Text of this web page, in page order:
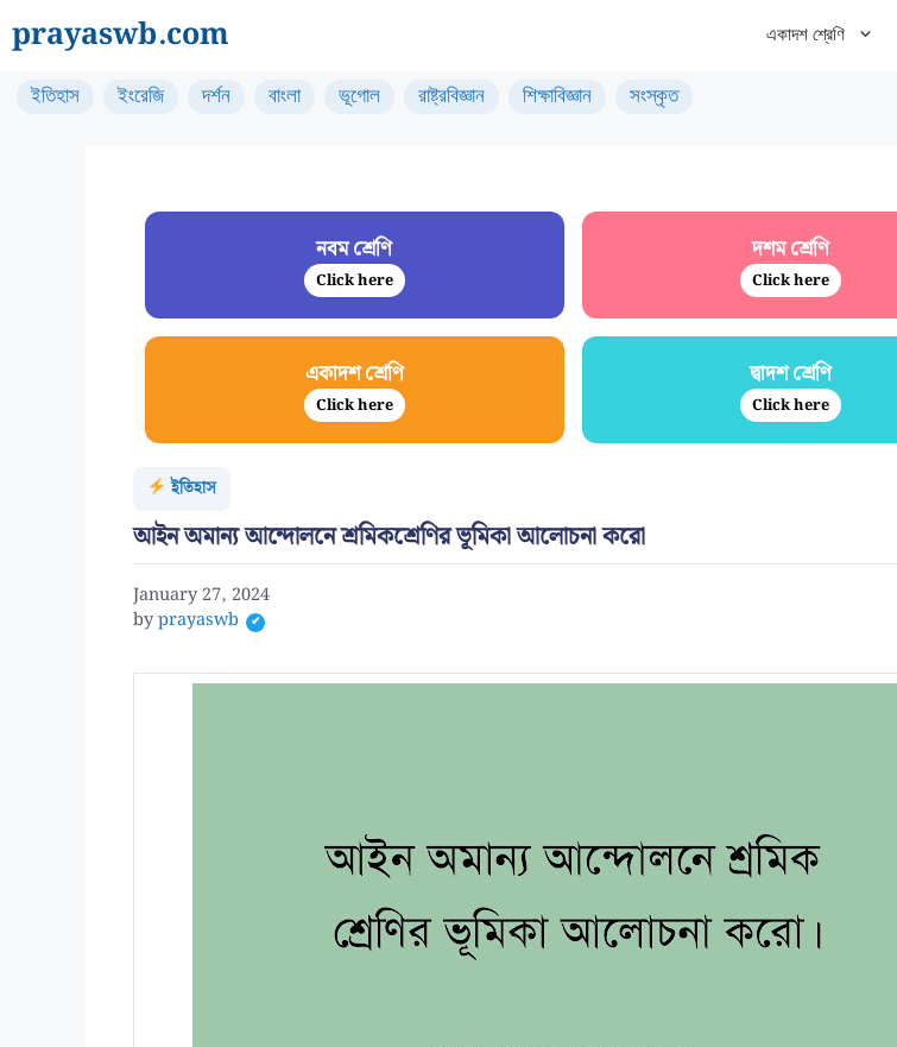
to
content
prayaswb.com একাদশ শ্রেণি
ইতিহাস ইংরেজি দর্শন বাংলা ভূগোল রাষ্ট্রবিজ্ঞান শিক্ষাবিজ্ঞান সংস্কৃত
নবম শ্রেণি
Click here
দশম শ্রেণি
Click here
একাদশ শ্রেণি
Click here
দ্বাদশ শ্রেণি
Click here
ইতিহাস
আইন অমান্য আন্দোলনে শ্রমিকশ্রেণির ভূমিকা আলোচনা করো
January 27, 2024
byprayaswb